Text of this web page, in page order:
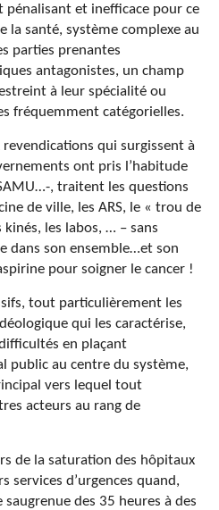
pénalisant et inefficace pour ce
la santé, système complexe au
parties prenantes
antagonistes, un champ
à leur spécialité ou
fréquemment catégorielles.
revendications qui surgissent à
ont pris l’habitude
, traitent les questions
de ville, les ARS, le « trou de
kinés, les labos, … – sans
dans son ensemble…et son
pour soigner le cancer !
tout particulièrement les
qui les caractérise,
en plaçant
public au centre du système,
vers lequel tout
acteurs au rang de
de la saturation des hôpitaux
services d’urgences quand,
des 35 heures à des